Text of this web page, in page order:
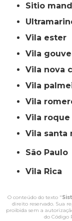
sitio
vila ester
vila
vila nova
vila
vila
vila roque
vila santa
São Paulo
Vila Rica
O conteúdo do texto "
direito reservado. Sua
proibida sem a
do Código